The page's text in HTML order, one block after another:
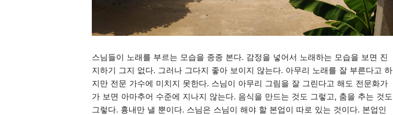
스님들이 노래를 부르는 모습을 종종 본다. 감정을 넣어서 노래하는 모습을 보면 진
지하기 그지 없다. 그러나 그다지 좋아 보이지 않는다. 아무리 노래를 잘 부른다고 하
지만 전문 가수에 미치지 못한다. 스님이 아무리 그림을 잘 그린다고 해도 전문화가
가 보면 아마추어 수준에 지나지 않는다. 음식을 만드는 것도 그렇고, 춤을 추는 것도
그렇다. 흉내만 낼 뿐이다. 스님은 스님이 해야 할 본업이 따로 있는 것이다. 본업인